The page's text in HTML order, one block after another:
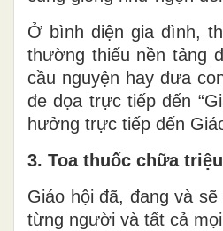
Ở bình diện gia đình,
thường thiếu nền tảng
cầu nguyện hay đưa
đe dọa trực tiếp đến
hưởng trực tiếp đến
3. Toa thuốc chữa
Giáo hội đã, đang và
từng người và tất cả